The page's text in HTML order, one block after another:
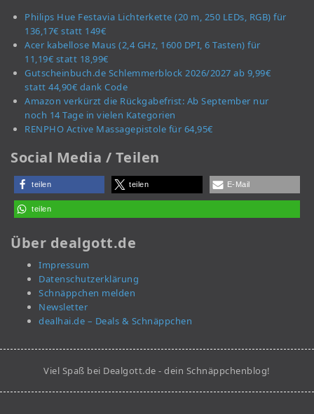
Philips Hue Festavia Lichterkette (20 m, 250 LEDs, RGB) für
136,17€ statt 149€
Acer kabellose Maus (2,4 GHz, 1600 DPI, 6 Tasten) für
11,19€ statt 18,99€
Gutscheinbuch.de Schlemmerblock 2026/2027 ab 9,99€
statt 44,90€ dank Code
Amazon verkürzt die Rückgabefrist: Ab September nur
noch 14 Tage in vielen Kategorien
RENPHO Active Massagepistole für 64,95€
Social Media / Teilen
teilen teilen E-Mail
teilen
Über dealgott.de
Impressum
Datenschutzerklärung
Schnäppchen melden
Newsletter
dealhai.de – Deals & Schnäppchen
Viel Spaß bei Dealgott.de - dein Schnäppchenblog!